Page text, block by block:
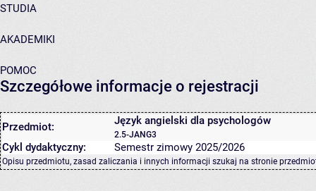
STUDIA
AKADEMIKI
POMOC
Szczegółowe informacje o rejestracji
Przedmiot: Język angielski dla psychologów
2.5-JANG3
Cykl dydaktyczny: Semestr zimowy 2025/2026
Opisu przedmiotu, zasad zaliczania i innych informacji szukaj na stronie